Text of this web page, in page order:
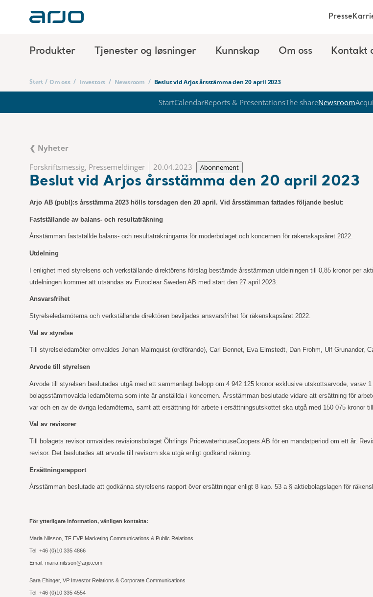
Produkter Tjenester og løsninger Kunnskap Om oss Kontakt
Presse
Start / Om oss / Investors / Newsroom / Beslut vid Arjos årsstämma den 20 april 2023
StartCalendarReports & PresentationsThe shareNewsroom
❮ Nyheter
Forskriftsmessig, Pressemeldinger
20.04.2023 Abonnement
Beslut vid Arjos årsstämma den 20 april 2023
Arjo AB (publ):s årsstämma 2023 hölls torsdagen den 20 april. Vid årsstämman fattades följande beslut:
Fastställande av balans- och resultaträkning
Årsstämman fastställde balans- och resultaträkningarna för moderbolaget och koncernen för räkenskapsåret 2022.
Utdelning
I enlighet med styrelsens och verkställande direktörens förslag bestämde årsstämman utdelningen till 0,85 kronor per
utdelningen kommer att utsändas av Euroclear Sweden AB med start den 27 april 2023.
Ansvarsfrihet
Styrelseledamöterna och verkställande direktören beviljades ansvarsfrihet för räkenskapsåret 2022.
Val av styrelse
Till styrelseledamöter omvaldes Johan Malmquist (ordförande), Carl Bennet, Eva Elmstedt, Dan Frohm, Ulf Grunander,
Arvode till styrelsen
Arvode till styrelsen beslutades utgå med ett sammanlagt belopp om 4 942 125 kronor exklusive utskottsarvode, varav 1
bolagsstämmovalda ledamöterna som inte är anställda i koncernen. Årsstämman beslutade vidare att ersättning för
var och en av de övriga ledamöterna, samt att ersättning för arbete i ersättningsutskottet ska utgå med 150 075 kronor
Val av revisorer
Till bolagets revisor omvaldes revisionsbolaget Öhrlings PricewaterhouseCoopers AB för en mandatperiod om ett år.
revisor. Det beslutades att arvode till revisorn ska utgå enligt godkänd räkning.
Ersättningsrapport
Årsstämman beslutade att godkänna styrelsens rapport över ersättningar enligt 8 kap. 53 a § aktiebolagslagen för
För ytterligare information, vänligen kontakta:
Maria Nilsson, TF EVP Marketing Communications & Public Relations
Tel: +46 (0)10 335 4866
Email: maria.nilsson@arjo.com
Sara Ehinger, VP Investor Relations & Corporate Communications
Tel: +46 (0)10 335 4554